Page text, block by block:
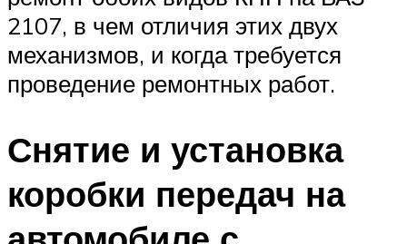
2107, в чем отличия этих двух
механизмов, и когда требуется
проведение ремонтных работ.
Снятие и установка
коробки передач на